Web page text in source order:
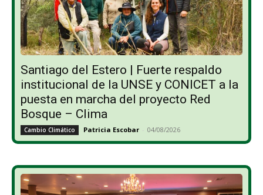
Santiago del Estero | Fuerte respaldo
institucional de la UNSE y CONICET a la
puesta en marcha del proyecto Red
Bosque – Clima
Cambio Climático Patricia Escobar - 04/08/2026